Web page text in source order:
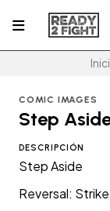
COMIC IMAGES
Step
DESCRIPCIÓN
Step Aside
Reversal: Strike